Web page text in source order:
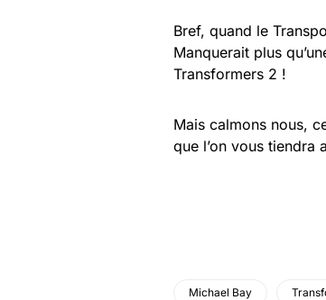
Bref, quand le
Manquerait plus
Transformers 2 !
Mais calmons nous,
que l’on vous tiendra
Michael Bay